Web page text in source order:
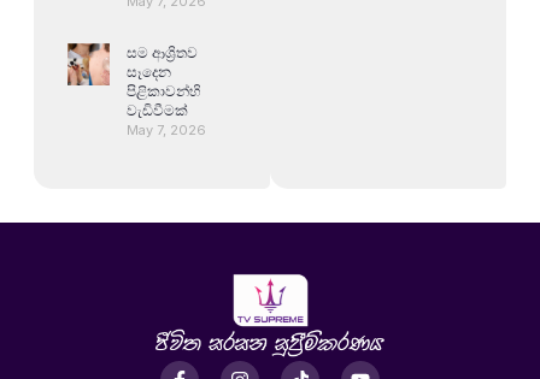
සම ආශ්‍රිතව
සෑදෙන
පිළිකාවන්හි
වැඩිවීමක්
May 7, 2026